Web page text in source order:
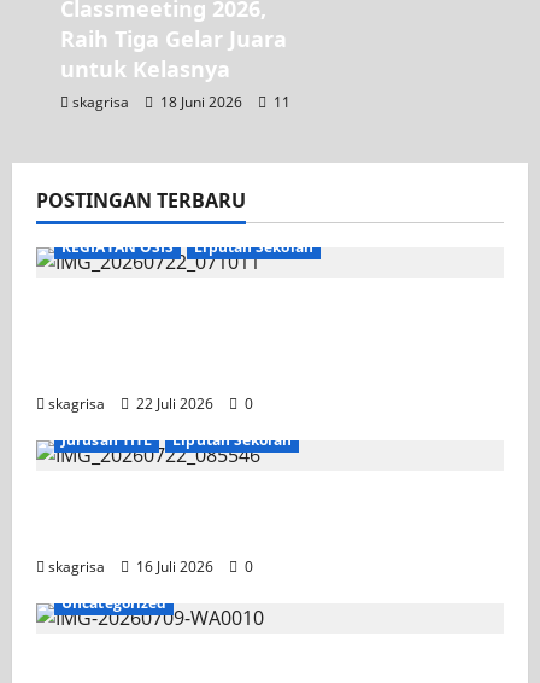
Classmeeting 2026,
Raih Tiga Gelar Juara
untuk Kelasnya
skagrisa 18 Juni 2026 11
POSTINGAN TERBARU
KEGIATAN OSIS Liputan Sekolah
skagrisa 22 Juli 2026
0
Jurusan TITL
Liputan Sekolah
skagrisa 16 Juli 2026
0
Uncategorized